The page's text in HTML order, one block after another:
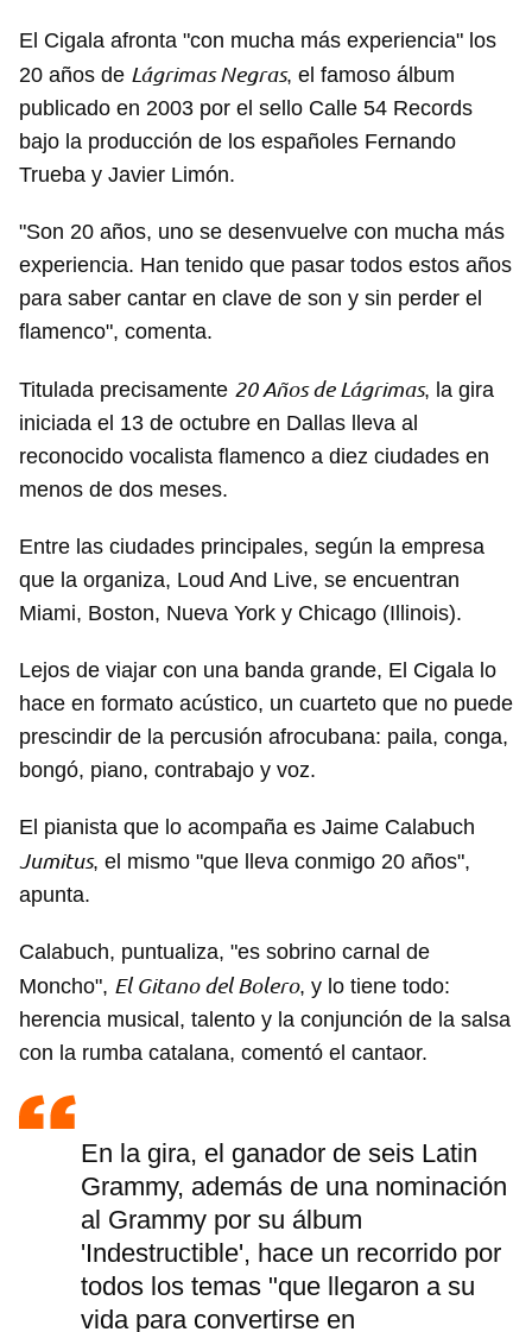
El Cigala afronta "con mucha más experiencia" los
20 años de Lágrimas Negras, el famoso álbum
publicado en 2003 por el sello Calle 54 Records
bajo la producción de los españoles Fernando
Trueba y Javier Limón.
"Son 20 años, uno se desenvuelve con mucha más
experiencia. Han tenido que pasar todos estos años
para saber cantar en clave de son y sin perder el
flamenco", comenta.
Titulada precisamente 20 Años de Lágrimas, la gira
iniciada el 13 de octubre en Dallas lleva al
reconocido vocalista flamenco a diez ciudades en
menos de dos meses.
Entre las ciudades principales, según la empresa
que la organiza, Loud And Live, se encuentran
Miami, Boston, Nueva York y Chicago (Illinois).
Lejos de viajar con una banda grande, El Cigala lo
hace en formato acústico, un cuarteto que no puede
prescindir de la percusión afrocubana: paila, conga,
bongó, piano, contrabajo y voz.
El pianista que lo acompaña es Jaime Calabuch
Jumitus, el mismo "que lleva conmigo 20 años",
apunta.
Calabuch, puntualiza, "es sobrino carnal de
Moncho", El Gitano del Bolero, y lo tiene todo:
herencia musical, talento y la conjunción de la salsa
con la rumba catalana, comentó el cantaor.
En la gira, el ganador de seis Latin
Grammy, además de una nominación
al Grammy por su álbum
'Indestructible', hace un recorrido por
todos los temas "que llegaron a su
vida para convertirse en